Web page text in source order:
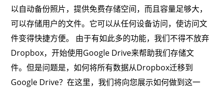
以自动备份照片，提供免费存储空间，而且容量足够大，
可以存储用户的文件。它可以从任何设备访问，使访问文
件变得快捷方便。 由于有如此多的功能，我们不得不放弃
Dropbox，开始使用Google Drive来帮助我们存储文
件。但是问题是，如何将所有数据从Dropbox迁移到
Google Drive？在这里，我们将向您展示如何做到这一